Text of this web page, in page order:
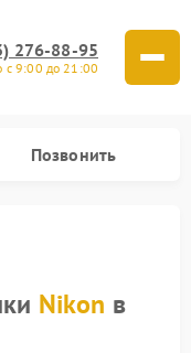
276-88-95
с 9:00 до 21:00
Позвонить
Nikon в